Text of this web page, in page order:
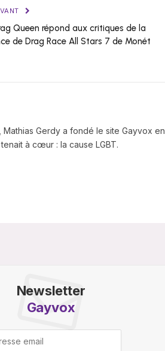
Queen répond aux critiques de la
de Drag Race All Stars 7 de Monét
Gerdy a fondé le site Gayvox en
à cœur : la cause LGBT.
Newsletter
Gayvox